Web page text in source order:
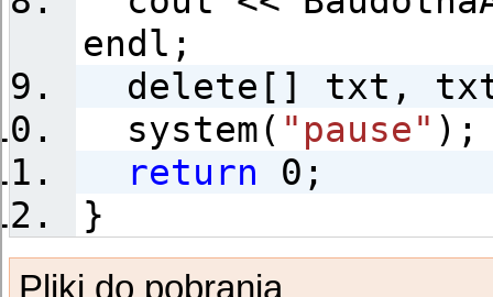
endl;
delete[] txt,
system( "pause" );
return 0;
}